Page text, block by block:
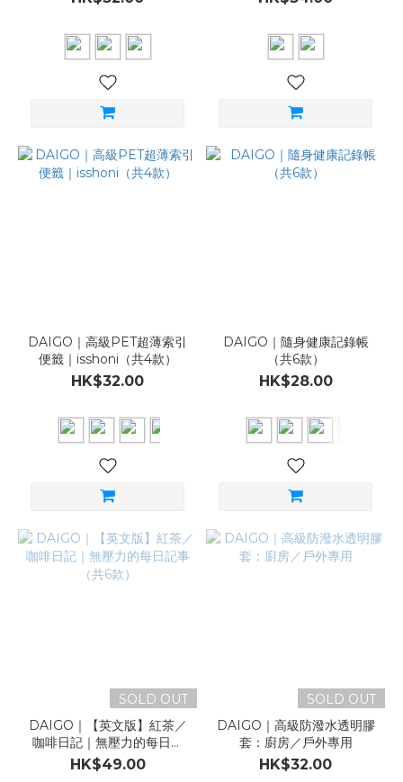
款）
DAIGO｜高級PET超薄索引
便籤｜isshoni（共4款）
HK$32.00
DAIGO｜隨身健康記錄帳
（共6款）
HK$28.00
SOLD OUT
DAIGO｜【英文版】紅茶／
咖啡日記｜無壓力的每日記
事（共6款）
HK$49.00
SOLD OUT
DAIGO｜高級防潑水透明膠
套：廚房／戶外專用
HK$32.00